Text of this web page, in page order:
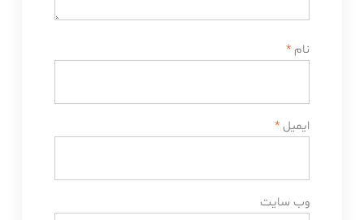
نام *
ایمیل *
وب‌ سایت